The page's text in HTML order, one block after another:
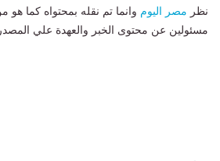
نظر مصر اليوم وانما تم نقله بمحتواه كما هو
مسئولين عن محتوى الخبر والعهدة علي